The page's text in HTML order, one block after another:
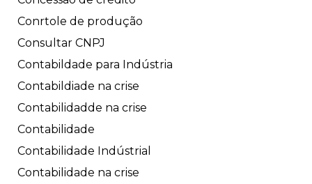
Conrtole de produção
Consultar CNPJ
Contabildade para Indústria
Contabildiade na crise
Contabilidadde na crise
Contabilidade
Contabilidade Indústrial
Contabilidade na crise